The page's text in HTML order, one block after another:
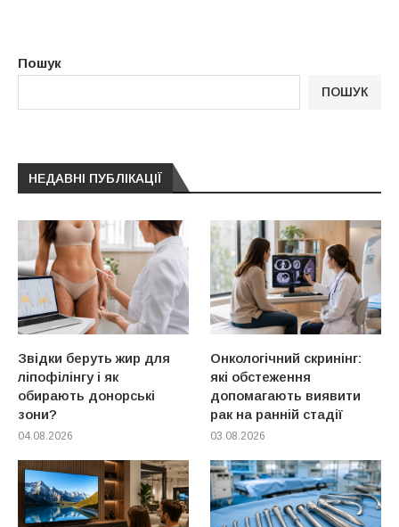
Пошук
ПОШУК
НЕДАВНІ ПУБЛІКАЦІЇ
Звідки беруть жир для
ліпофілінгу і як
обирають донорські
зони?
04.08.2026
Онкологічний скринінг:
які обстеження
допомагають виявити
рак на ранній стадії
03.08.2026